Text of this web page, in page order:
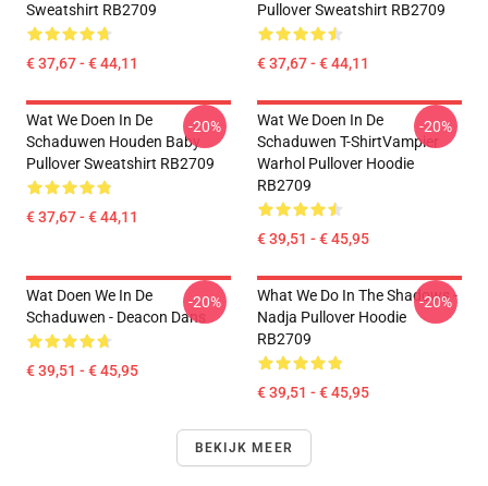
Sweatshirt RB2709
€ 37,67 - € 44,11
Pullover Sweatshirt RB2709
€ 37,67 - € 44,11
Wat We Doen In De
Schaduwen Houden Baby
Pullover Sweatshirt RB2709
€ 37,67 - € 44,11
-20%
Wat We Doen In De
Schaduwen T-ShirtVampier
Warhol Pullover Hoodie
RB2709
€ 39,51 - € 45,95
-20%
Wat Doen We In De
Schaduwen - Deacon Dans
€ 39,51 - € 45,95
-20%
What We Do In The Shadows -
Nadja Pullover Hoodie
RB2709
€ 39,51 - € 45,95
-20%
BEKIJK MEER